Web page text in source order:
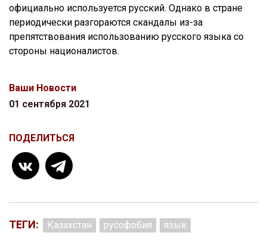
официально используется русский. Однако в стране
периодически разгораются скандалы из-за
препятствования использованию русского языка со
стороны националистов.
Ваши Новости
01 сентября 2021
ПОДЕЛИТЬСЯ
ТЕГИ: Казахстан русофобия язык